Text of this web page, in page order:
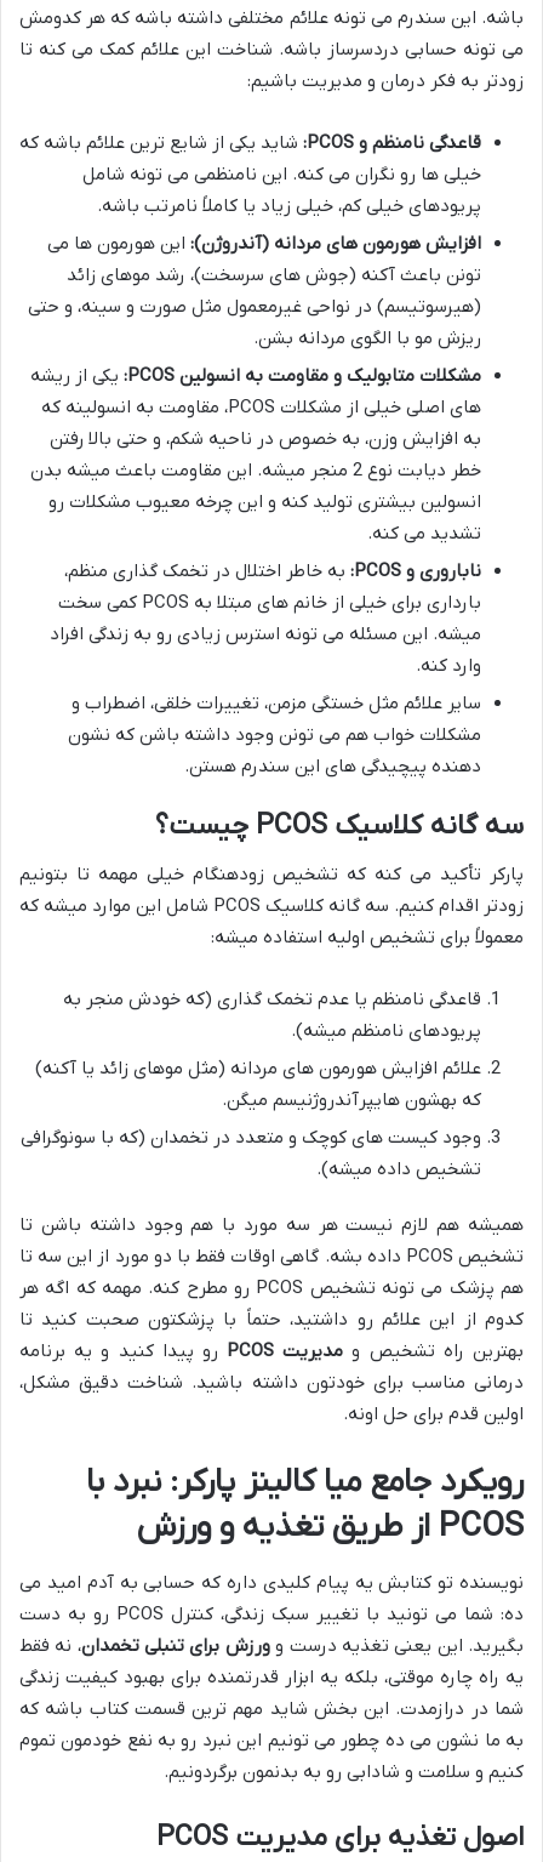
باشه. این سندرم می تونه علائم مختلفی داشته باشه که هر کدومش
می تونه حسابی دردسرساز باشه. شناخت این علائم کمک می کنه تا
زودتر به فکر درمان و مدیریت باشیم:
قاعدگی نامنظم و PCOS:
شاید یکی از شایع ترین علائم باشه که
خیلی ها رو نگران می کنه. این نامنظمی می تونه شامل
پریودهای خیلی کم، خیلی زیاد یا کاملاً نامرتب باشه.
افزایش هورمون های مردانه (آندروژن): این هورمون ها می
تونن باعث آکنه (جوش های سرسخت)، رشد موهای زائد
(هیرسوتیسم) در نواحی غیرمعمول مثل صورت و سینه، و حتی
ریزش مو با الگوی مردانه بشن.
مشکلات متابولیک و مقاومت به انسولین PCOS : یکی از ریشه
های اصلی خیلی از مشکلات PCOS، مقاومت به انسولینه که
به افزایش وزن، به خصوص در ناحیه شکم، و حتی بالا رفتن
خطر دیابت نوع 2 منجر میشه. این مقاومت باعث میشه بدن
انسولین بیشتری تولید کنه و این چرخه معیوب مشکلات رو
تشدید می کنه.
ناباروری و PCOS:
به خاطر اختلال در تخمک گذاری منظم،
بارداری برای خیلی از خانم های مبتلا به PCOS کمی سخت
میشه. این مسئله می تونه استرس زیادی رو به زندگی افراد
وارد کنه.
سایر علائم مثل خستگی مزمن، تغییرات خلقی، اضطراب و
مشکلات خواب هم می تونن وجود داشته باشن که نشون
دهنده پیچیدگی های این سندرم هستن.
سه گانه کلاسیک PCOS چیست؟
پارکر تأکید می کنه که تشخیص زودهنگام خیلی مهمه تا بتونیم
زودتر اقدام کنیم. سه گانه کلاسیک PCOS شامل این موارد میشه که
معمولاً برای تشخیص اولیه استفاده میشه:
قاعدگی نامنظم یا عدم تخمک گذاری (که خودش منجر به
پریودهای نامنظم میشه).
علائم افزایش هورمون های مردانه (مثل موهای زائد یا آکنه)
که بهشون هایپرآندروژنیسم میگن.
وجود کیست های کوچک و متعدد در تخمدان (که با سونوگرافی
تشخیص داده میشه).
همیشه هم لازم نیست هر سه مورد با هم وجود داشته باشن تا
تشخیص PCOS داده بشه. گاهی اوقات فقط با دو مورد از این سه تا
هم پزشک می تونه تشخیص PCOS رو مطرح کنه. مهمه که اگه هر
کدوم از این علائم رو داشتید، حتماً با پزشکتون صحبت کنید تا
بهترین راه تشخیص و مدیریت PCOS
رو پیدا کنید و یه برنامه
درمانی مناسب برای خودتون داشته باشید. شناخت دقیق مشکل،
اولین قدم برای حل اونه.
رویکرد جامع میا کالینز پارکر: نبرد با
PCOS از طریق تغذیه و ورزش
نویسنده تو کتابش یه پیام کلیدی داره که حسابی به آدم امید می
ده: شما می تونید با تغییر سبک زندگی، کنترل PCOS رو به دست
بگیرید. این یعنی تغذیه درست وورزش برای تنبلی تخمدان، نه فقط
یه راه چاره موقتی، بلکه یه ابزار قدرتمنده برای بهبود کیفیت زندگی
شما در درازمدت. این بخش شاید مهم ترین قسمت کتاب باشه که
به ما نشون می ده چطور می تونیم این نبرد رو به نفع خودمون تموم
کنیم و سلامت و شادابی رو به بدنمون برگردونیم.
اصول تغذیه برای مدیریت PCOS